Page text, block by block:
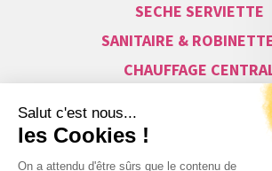
SECHE SERVIETTE
SANITAIRE &
CHAUFFAGE
ALARME & SÉCURITÉ
MAISON CONNECTÉE
VISIOPHONE &